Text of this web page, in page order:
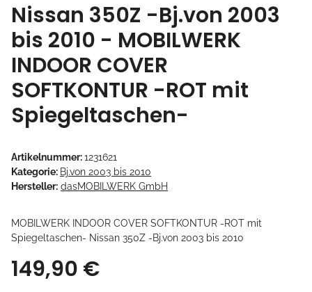
Nissan 350Z -Bj.von 2003
bis 2010 - MOBILWERK
INDOOR COVER
SOFTKONTUR -ROT mit
Spiegeltaschen-
Artikelnummer:1231621
Kategorie: Bj.von 2003 bis 2010
Hersteller: dasMOBILWERK GmbH
MOBILWERK INDOOR COVER SOFTKONTUR -ROT mit
Spiegeltaschen- Nissan 350Z -Bj.von 2003 bis 2010
149,90 €